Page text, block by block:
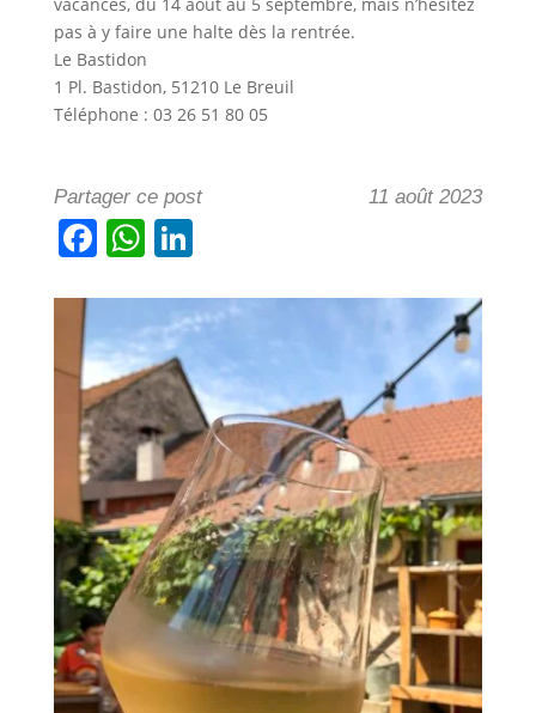
pas à y faire une halte dès la rentrée.
Le Bastidon
1 Pl. Bastidon, 51210 Le Breuil
Téléphone : 03 26 51 80 05
Partager ce post
F
c
e
b
o
o
k
W
at
s
A
p
p
Li
k
dI
n
11 août 2023